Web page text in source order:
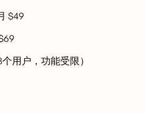
$49
用户，功能受限）